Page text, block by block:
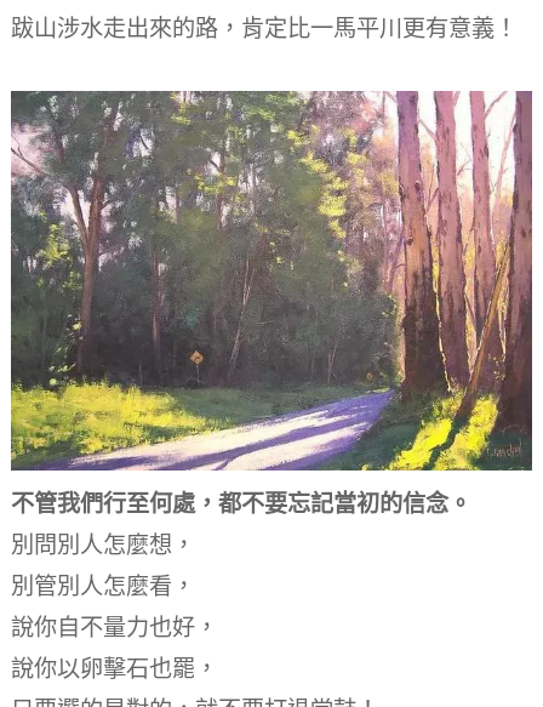
跋山涉水走出來的路， 肯定比一馬平川更有意義！
不管我們行至何處， 都不要忘記當初的信念。
別問別人怎麼想，
別管別人怎麼看，
說你自不量力也好，
說你以卵擊石也罷，